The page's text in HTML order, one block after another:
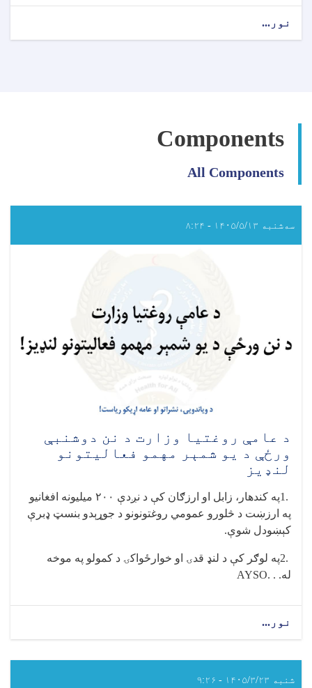
نور...
Components
All Components
سه‌شنبه ۱۴۰۵/۵/۱۳ - ۸:۲۴
د عامې روغتیا وزارت د نن دوشنبې
ورځې د یو شمېر مهمو فعالیتونو
لنډیز
1.په کندهار، زابل او ارزګان کې د نږدې ۲۰۰ میلیونه افغانیو
په ارزښت د څلورو عمومي روغتونونو د جوړېدو بنسټ ډبرې
کېښودل شوې.
2.په لوګر کې د لنډ قدۍ او خوارځواکۍ د کمولو په موخه
لهAYSO. . .
نور...
روغتیا
وزارت
شنبه ۱۴۰۵/۳/۲۳ - ۹:۲۶